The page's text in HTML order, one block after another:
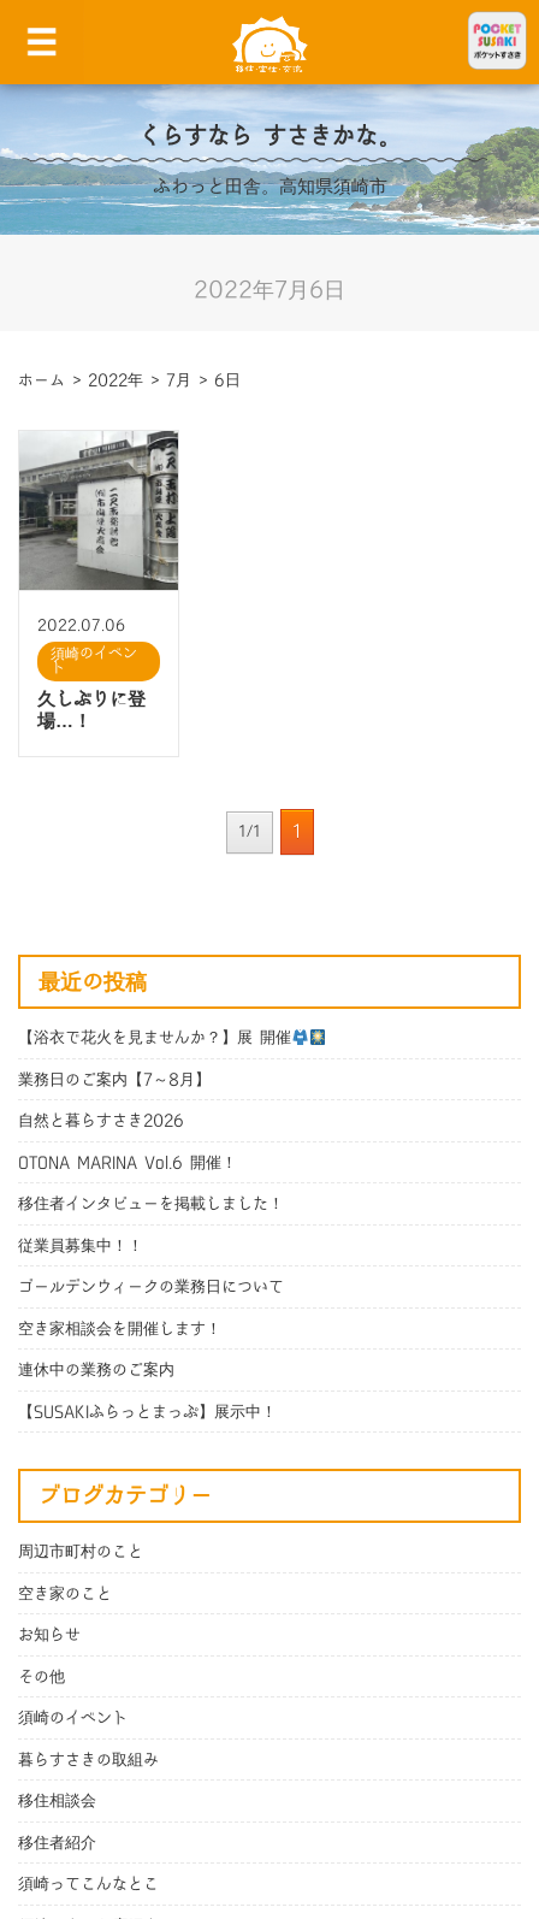
くらすなら すさきかな。
ふわっと田舎。高知県須崎市
2022年7月6日
ホーム > 2022年 > 7月 > 6日
2022.07.06
須崎のイベン
ト
久しぶりに登
場…！
1/1 1
最近の投稿
【浴衣で花火を見ませんか？】展 開催
業務日のご案内【7～8月】
自然と暮らすさき2026
OTONA MARINA Vol.6 開催！
移住者インタビューを掲載しました！
従業員募集中！！
ゴールデンウィークの業務日について
空き家相談会を開催します！
連休中の業務のご案内
【SUSAKIふらっとまっぷ】展示中！
ブログカテゴリー
周辺市町村のこと
空き家のこと
お知らせ
その他
須崎のイベント
暮らすさきの取組み
移住相談会
移住者紹介
須崎ってこんなとこ